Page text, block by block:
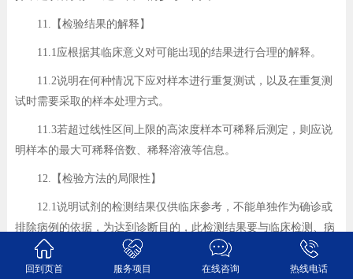
11.【检验结果的解释】
11.1应根据其临床意义对可能出现的结果进行合理的解释。
11.2说明在何种情况下应对样本进行重复测试，以及在重复测
试时需要采取的样本处理方式。
11.3若超过线性区间上限的高浓度样本可稀释后测定，则应说
明样本的最大可稀释倍数、稀释溶液等信息。
12.【检验方法的局限性】
12.1说明试剂的检测结果仅供临床参考，不能单独作为确诊或
排除病例的依据，为达到诊断目的，此检测结果要与临床检测、病
史和其他检测结果结合使用。
12.2分析异常值出现的可能因素，明确说明何种情况下需要进
回到页首 服务项目 在线咨询 热线电话